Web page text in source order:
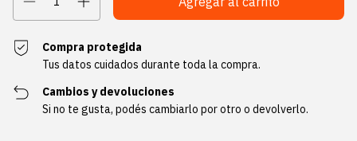
Compra protegida
Tus datos cuidados durante toda la compra.
Cambios y devoluciones
Si no te gusta, podés cambiarlo por otro o devolverlo.